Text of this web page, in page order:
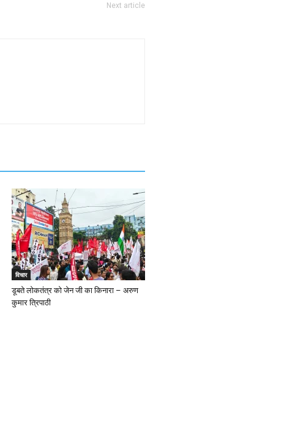
Next article
विचार
डूबते लोकतंत्र को जेन जी का किनारा – अरुण
कुमार त्रिपाठी